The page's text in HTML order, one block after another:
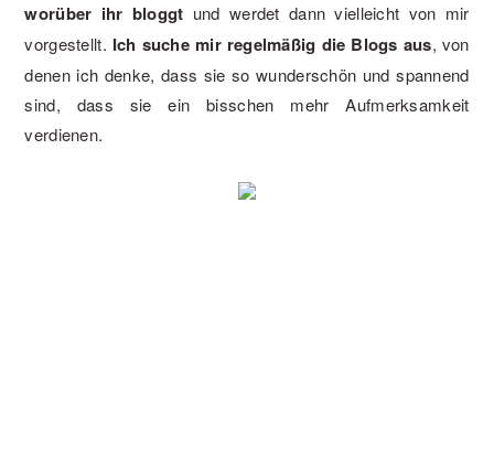
worüber ihr bloggt und werdet dann vielleicht von mir
vorgestellt. Ich suche mir regelmäßig die Blogs aus, von
denen ich denke, dass sie so wunderschön und spannend
sind, dass sie ein bisschen mehr Aufmerksamkeit
verdienen.